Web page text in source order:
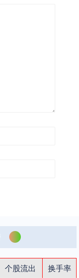
个股流出
换手率